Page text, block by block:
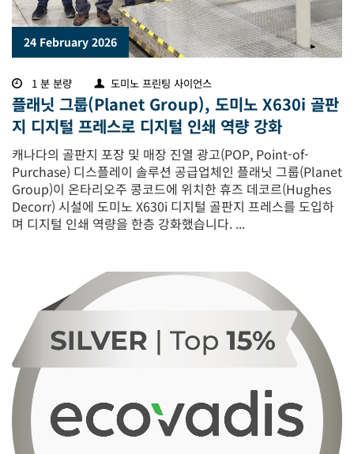
24 February 2026
1 분 분량 도미노 프린팅 사이언스
플래닛 그룹(Planet Group), 도미노 X630i 골판
지 디지털 프레스로 디지털 인쇄 역량 강화
캐나다의 골판지 포장 및 매장 진열 광고(POP, Point-of-
Purchase) 디스플레이 솔루션 공급업체인 플래닛 그룹(Planet
Group)이 온타리오주 콩코드에 위치한 휴즈 데코르(Hughes
Decorr) 시설에 도미노 X630i 디지털 골판지 프레스를 도입하
며 디지털 인쇄 역량을 한층 강화했습니다. ...